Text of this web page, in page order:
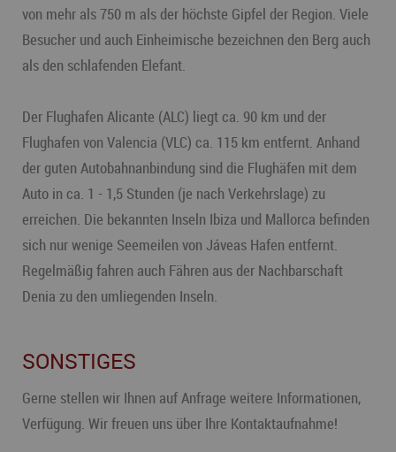
von mehr als 750 m als der höchste Gipfel der Region. Viele
Besucher und auch Einheimische bezeichnen den Berg auch
als den schlafenden Elefant.
Der Flughafen Alicante (ALC) liegt ca. 90 km und der
Flughafen von Valencia (VLC) ca. 115 km entfernt. Anhand
der guten Autobahnanbindung sind die Flughäfen mit dem
Auto in ca. 1 - 1,5 Stunden (je nach Verkehrslage) zu
erreichen. Die bekannten Inseln Ibiza und Mallorca befinden
sich nur wenige Seemeilen von Jáveas Hafen entfernt.
Regelmäßig fahren auch Fähren aus der Nachbarschaft
Denia zu den umliegenden Inseln.
SONSTIGES
Gerne stellen wir Ihnen auf Anfrage weitere Informationen,
Verfügung. Wir freuen uns über Ihre Kontaktaufnahme!